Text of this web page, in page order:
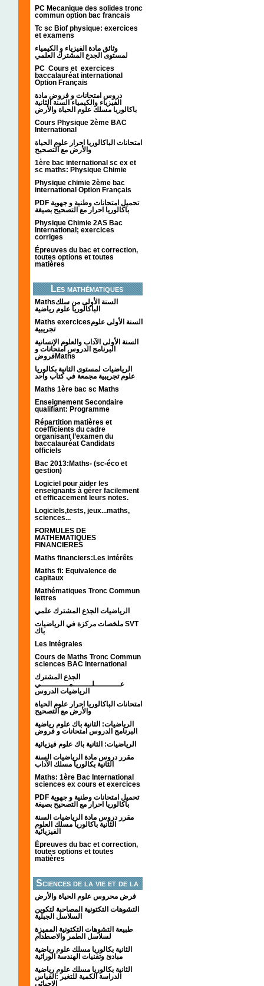
PC Mecanique des solides tronc
commun option bac francais
Tc sc Biof physique: exercices
et examens
وثائق مادة الفيزياء و الكيمياء
PC Cours et exercices
baccalauréat international
Option Français
دروس امتحانات و فروض مادة
الفيزياء والكيمياء السنة الثانية
باكالوريا مسلك علوم الحياة والأرض
Cours Physique 2ème BAC
International
امتحانات الباكالوريا احرار علوم الحياة
والأرض مع التصحيح
1ère bac international sc ex et
sc maths: Physique Chimie
Physique chimie 2ème bac
international Option Français
PDF تحميل امتحانات وطنية و جهوية
باكالوريا احرار مع التصحيح بصيغة
Physique Chimie 2AS Bac
International; exercices
corriges
Épreuves du bac et correction,
toutes options et toutes
matières
Les mathématiques
Mathsالسنة الأولى من سلك
الباكالوريا علوم رياضية
Maths exercicesالسنة الأولى علوم
تجريبية
السنة الأولى الآداب والعلوم الإنسانية
البرنامج الدروس امتحانات و
فروضMaths
الرياضيات لمستوى الثانية بكالوريا
علوم تجريبية مجمعة في كتاب واحد
Maths 1ère bac sc Maths
Enseignement Secondaire
qualifiant: Programme
Répartition matières et
coefficients du cadre
organisant l’examen du
baccalauréat Candidats
officiels
Bac 2013:Maths- (sc-éco et
gestion)
Logiciel pour aider les
enseignants à gérer facilement
et efficacement leurs notes.
Logiciels,tests, jeux...maths,
sciences...
FORMULES DE
MATHEMATIQUES
FINANCIERES
Maths financiers:Les intérêts
Maths fi: Equivalence de
capitaux
Mathématiques Tronc Commun
lettres
الرياضيات الجذع المشترك علمي
ملخصات مركزة في الرياضيات SVT
باك
Les Intégrales
Cours de Maths Tronc Commun
sciences BAC International
الجذع المشترك
عـــــــــــلــــــــمــــــــــــي
الرياضيات الدروس
امتحانات الباكالوريا احرار علوم الحياة
والأرض مع التصحيح
الرياضيات: الثانية باك علوم رياضية
البرنامج الدروس امتحانات و فروض
الرياضيات: الثانية باك علوم فيزيائية
مقرر دروس مادة الرياضيات السنة
الثانية بكالوريا مسلك الآداب
Maths: 1ère Bac International
sciences ex cours et exercices
PDF تحميل امتحانات وطنية و جهوية
باكالوريا احرار مع التصحيح بصيغة
مقرر دروس مادة الرياضيات السنة
الثانية باكالوريا مسلك العلوم
الفيزيائية
Épreuves du bac et correction,
toutes options et toutes
matières
Sciences de la vie et de la
terre
فرض محروس علوم الحياة والأرض
التشوهات التكتونیة المصاحبة لتكوین
السلاسل الجبلیة
طبيعة التشوهات التكتونية المميزة
لسلاسل الطمر والاصطدام
الثانية بكالوريا مسلك علوم رياضية
مبادئ وتقنيات الهندسة الوراثية
الثانية بكالوريا مسلك علوم رياضية
الدراسة الكمية للتغير :القياس
الإحيائي